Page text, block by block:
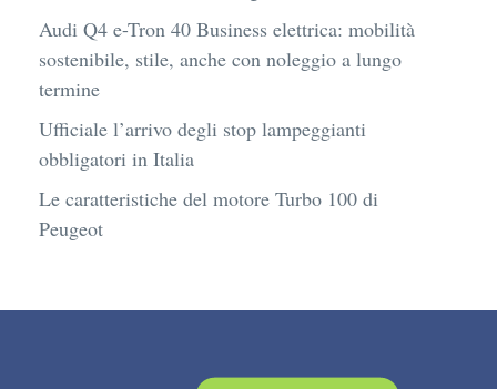
Audi Q4 e-Tron 40 Business elettrica: mobilità
sostenibile, stile, anche con noleggio a lungo
termine
Ufficiale l’arrivo degli stop lampeggianti
obbligatori in Italia
Le caratteristiche del motore Turbo 100 di
Peugeot